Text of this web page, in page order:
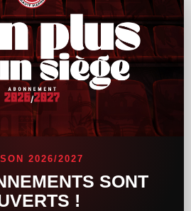
son adversaire pour la
de France
France a lieu hier soir, le CVB52
Du côté des femmes,
2026/2027
SONT
!